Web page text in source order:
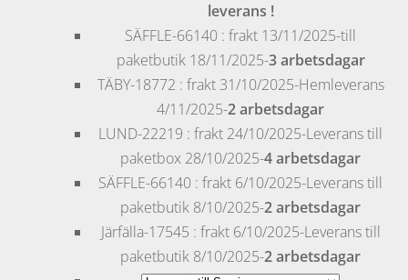
leverans !
SÄFFLE-66140 : frakt 13/11/2025-till
paketbutik 18/11/2025-3 arbetsdagar
TÄBY-18772 : frakt 31/10/2025-Hemleverans
4/11/2025-2 arbetsdagar
LUND-22219 : frakt 24/10/2025-Leverans till
paketbox 28/10/2025-4 arbetsdagar
SÄFFLE-66140 : frakt 6/10/2025-Leverans till
paketbutik 8/10/2025-2 arbetsdagar
Järfälla-17545 : frakt 6/10/2025-Leverans till
paketbutik 8/10/2025-2 arbetsdagar